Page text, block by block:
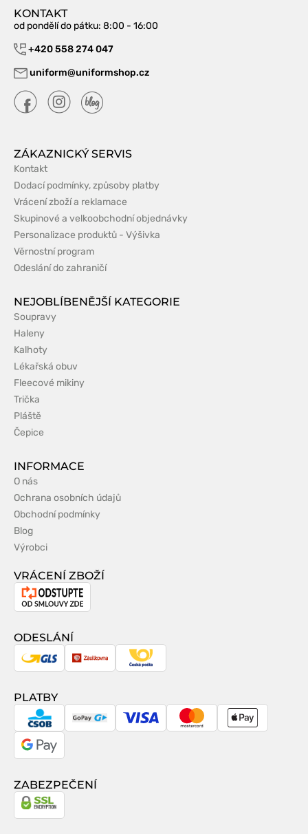
KONTAKT
od pondělí do pátku: 8:00 - 16:00
+420 558 274 047
uniform@uniformshop.cz
ZÁKAZNICKÝ SERVIS
Kontakt
Dodací podmínky, způsoby platby
Vrácení zboží a reklamace
Skupinové a velkoobchodní objednávky
Personalizace produktů - Výšivka
Věrnostní program
Odeslání do zahraničí
NEJOBLÍBENĚJŠÍ KATEGORIE
Soupravy
Haleny
Kalhoty
Lékařská obuv
Fleecové mikiny
Trička
Pláště
Čepice
INFORMACE
O nás
Ochrana osobních údajů
Obchodní podmínky
Blog
Výrobci
VRÁCENÍ ZBOŽÍ
Odstoupení
smlouvy
ODESLÁNÍ
GLS ZásilkovnaČeská
PLATBY
CSOB GoPay Visa MasterCardApple
Google
ZABEZPEČENÍ